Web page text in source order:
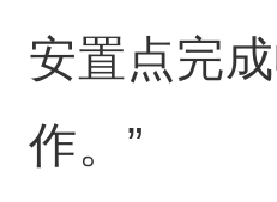
安置点完
作。”